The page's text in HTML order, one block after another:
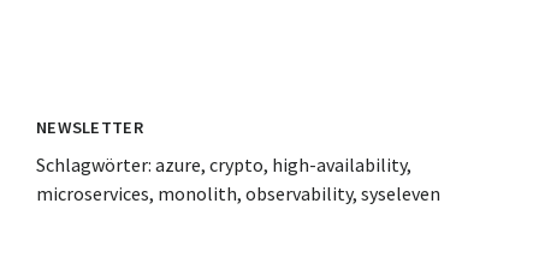
NEWSLETTER
Schlagwörter: azure, crypto, high-availability,
microservices, monolith, observability, syseleven